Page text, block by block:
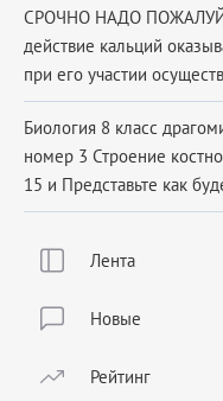
Лента
Новые
Рейтинг
СРОЧНО НАДО
действие кальций
при его участии
Биология 8 класс
номер 3 Строение
15 и Представьте как